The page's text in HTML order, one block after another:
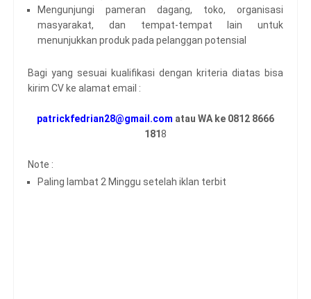
Mengunjungi pameran dagang, toko, organisasi
masyarakat, dan tempat-tempat lain untuk
menunjukkan produk pada pelanggan potensial
Bagi yang sesuai kualifikasi dengan kriteria diatas bisa
kirim CV ke alamat email :
patrickfedrian28@gmail.com atau WA ke 0812 8666
1818
Note :
Paling lambat 2 Minggu setelah iklan terbit